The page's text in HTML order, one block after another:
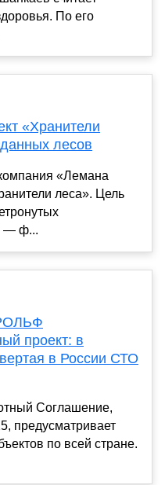
По его
«Хранители
лесов
«Лемана
леса». Цель
— ф...
проект: в
в России СТО
Соглашение,
предусматривает
по всей стране.